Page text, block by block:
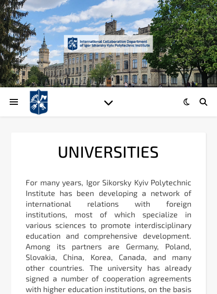
UNIVERSITIES
For many years, Igor Sikorsky Kyiv Polytechnic
Institute has been developing a network of
international relations with foreign
institutions, most of which specialize in
various sciences to promote interdisciplinary
education and comprehensive development.
Among its partners are Germany, Poland,
Slovakia, China, Korea, Canada, and many
other countries. The university has already
signed a number of cooperation agreements
with higher education institutions, on the basis